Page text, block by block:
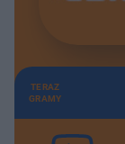
TERAZ
GRAMY